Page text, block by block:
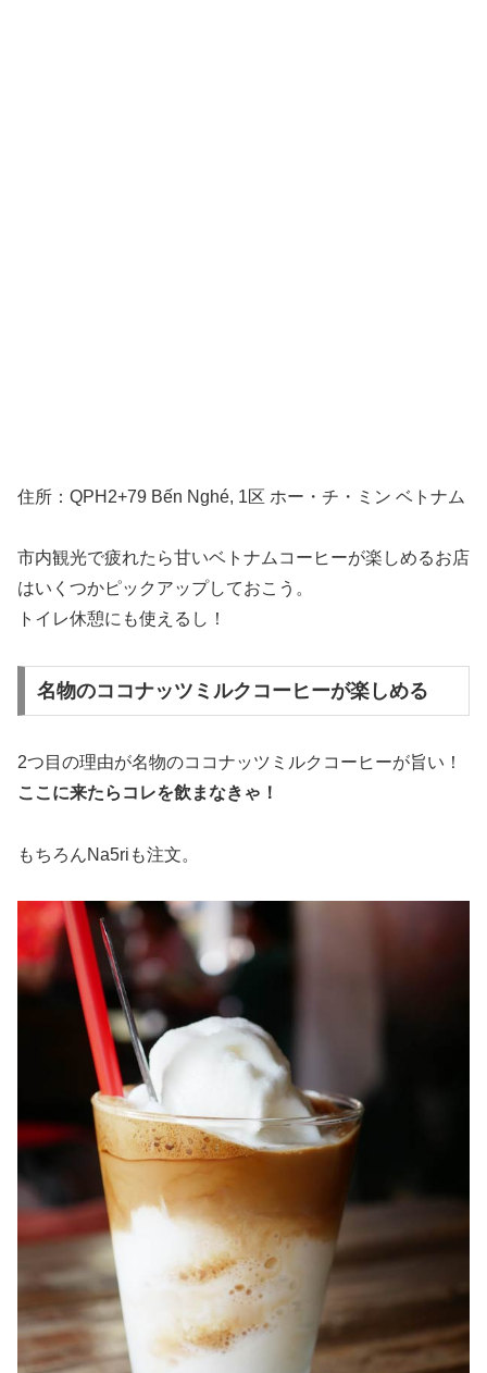
住所：QPH2+79 Bến Nghé, 1区 ホー・チ・ミン ベトナム
市内観光で疲れたら甘いベトナムコーヒーが楽しめるお店
はいくつかピックアップしておこう。
トイレ休憩にも使えるし！
名物のココナッツミルクコーヒーが楽しめる
2つ目の理由が名物のココナッツミルクコーヒーが旨い！
ここに来たらコレを飲まなきゃ！
もちろんNa5riも注文。